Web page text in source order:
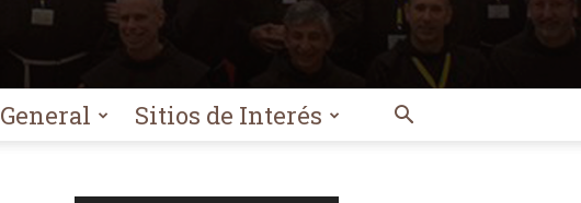
General Sitios de Interés